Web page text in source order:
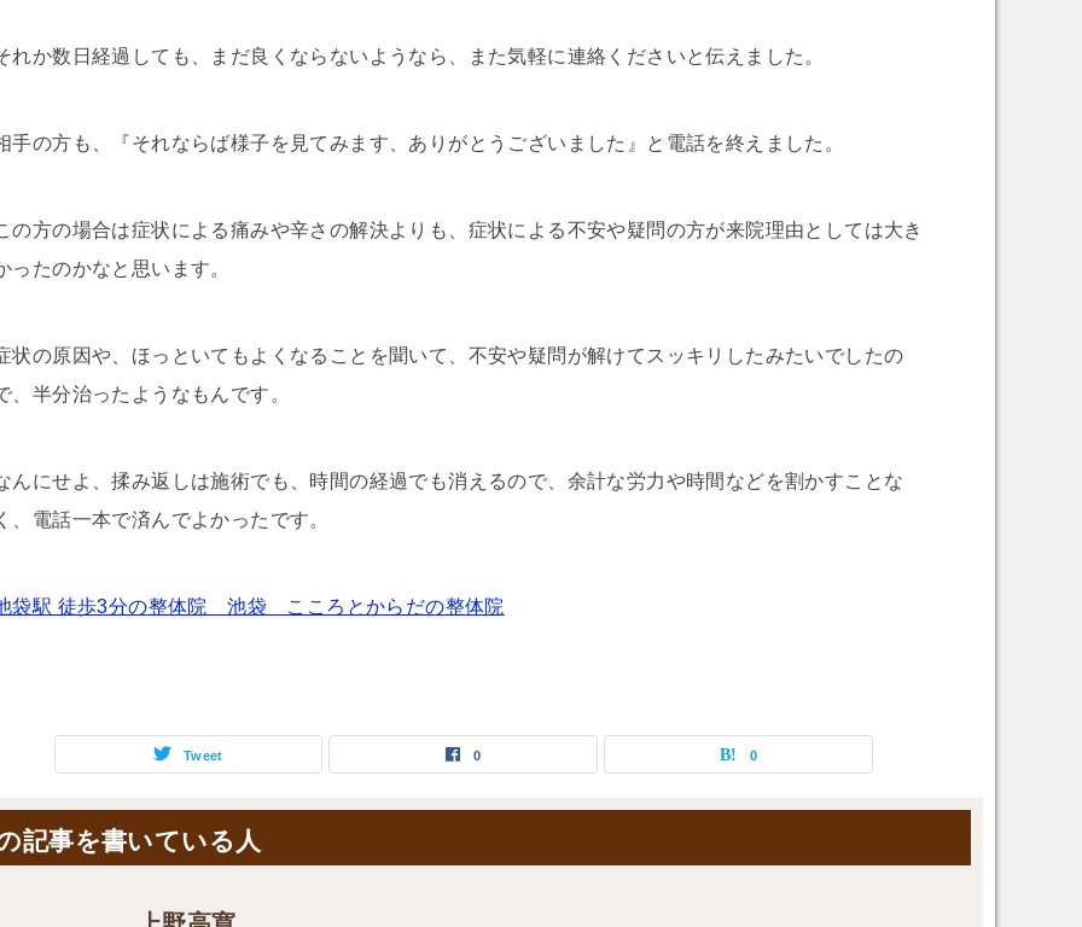
れか数日経過しても、まだ良くならないようなら、また気軽に連絡くださいと伝えました。
手の方も、『それならば様子を見てみます、ありがとうございました』と電話を終えました。
の方の場合は症状による痛みや辛さの解決よりも、症状による不安や疑問の方が来院理由としては大き
ったのかなと思います。
状の原因や、ほっといてもよくなることを聞いて、不安や疑問が解けてスッキリしたみたいでしたの
、半分治ったようなもんです。
んにせよ、揉み返しは施術でも、時間の経過でも消えるので、余計な労力や時間などを割かすことな
、電話一本で済んでよかったです。
袋駅 徒歩3分の整体院 池袋 こころとからだの整体院
Tweet 0 0
記事を書いている人